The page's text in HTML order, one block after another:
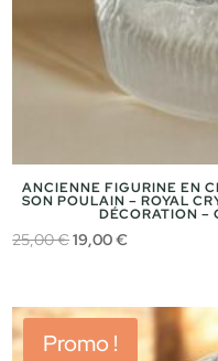
ANCIENNE FIGURINE EN
SON POULAIN – ROYAL
DÉCORATION –
25,00€Le
était :
25,00 €.
19,00€Le
est :
19,00 €.
Promo !